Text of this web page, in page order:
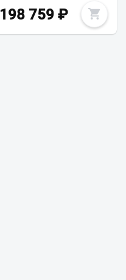
198 759₽